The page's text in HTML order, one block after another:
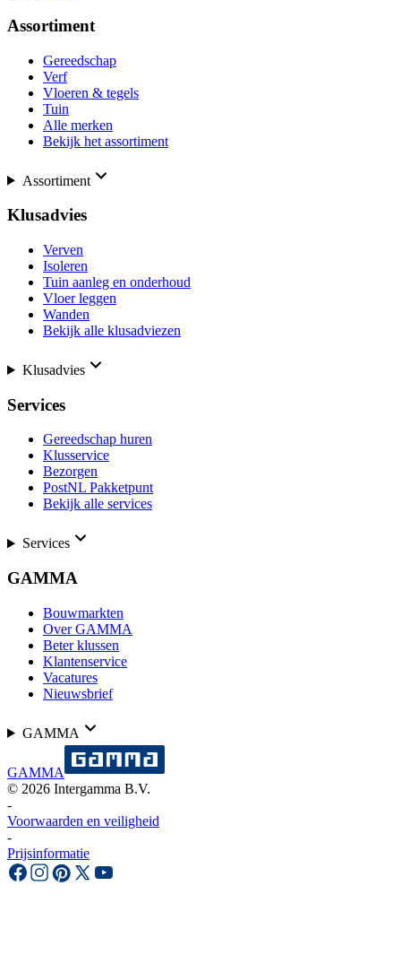
Assortiment
Gereedschap
Verf
Vloeren & tegels
Tuin
Alle merken
Bekijk het assortiment
Assortiment
Klusadvies
Verven
Isoleren
Tuin aanleg en onderhoud
Vloer leggen
Wanden
Bekijk alle klusadviezen
Klusadvies
Services
Gereedschap huren
Klusservice
Bezorgen
PostNL Pakketpunt
Bekijk alle services
Services
GAMMA
Bouwmarkten
Over GAMMA
Beter klussen
Klantenservice
Vacatures
Nieuwsbrief
GAMMA
GAMMA
© 2026 Intergamma B.V.
-
Voorwaarden en veiligheid
-
Prijsinformatie